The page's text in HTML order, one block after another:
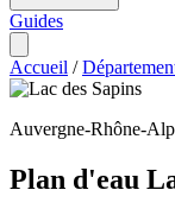
Guides
Accueil /
Auvergne-Rhône-
Plan d'eau